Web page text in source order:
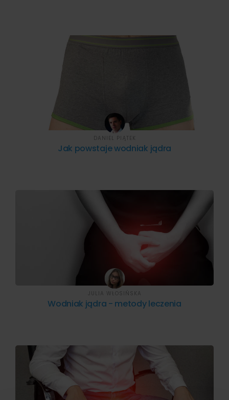
Jak powstaje wodniak jądra
DANIEL PIĄTEK
Wodniak jądra - metody leczenia
JULIA WŁOSIŃSKA